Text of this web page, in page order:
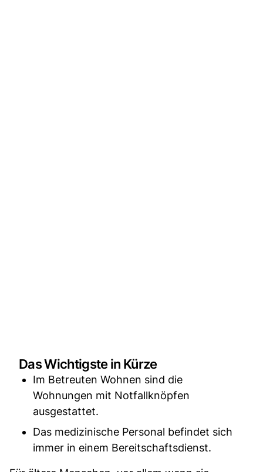
Das Wichtigste in Kürze
Im Betreuten Wohnen sind die
Wohnungen mit Notfallknöpfen
ausgestattet.
Das medizinische Personal befindet sich
immer in einem Bereitschaftsdienst.